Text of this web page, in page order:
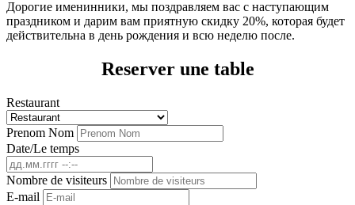
Дорогие именинники, мы поздравляем вас с наступающим
праздником и дарим вам приятную скидку 20%, которая будет
действительна в день рождения и всю неделю после.
Reserver une table
Restaurant
Prenom Nom
Date/Le temps
Nombre de visiteurs
E-mail